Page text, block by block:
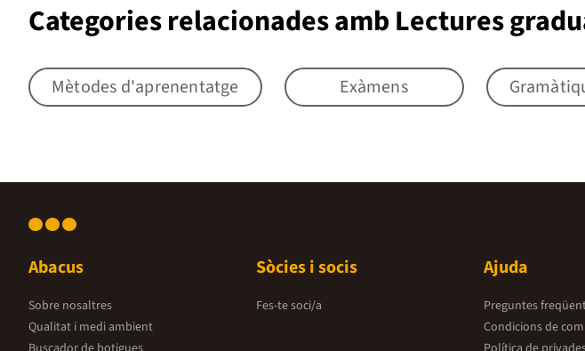
Categories relacionades amb Lectures
Mètodes d'aprenentatge Exàmens
Abacus
Sobre nosaltres
Qualitat i medi ambient
Sòcies i socis
Fes-te soci/a
Ajuda
Preguntes
Condicions de